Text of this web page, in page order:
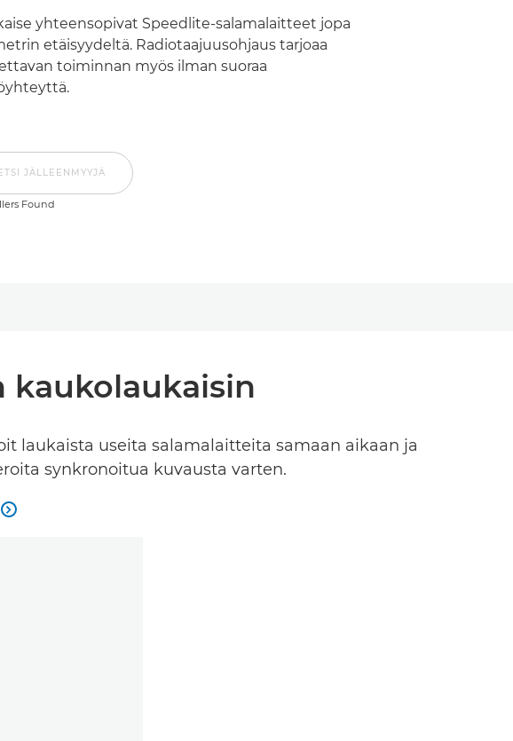
yhteensopivat Speedlite-salamalaitteet jopa
etäisyydeltä. Radiotaajuusohjaus tarjoaa
toiminnan myös ilman suoraa
JÄLLEENMYYJÄ
Found
kaukolaukaisin
laukaista useita salamalaitteita samaan aikaan ja
synkronoitua kuvausta varten.
